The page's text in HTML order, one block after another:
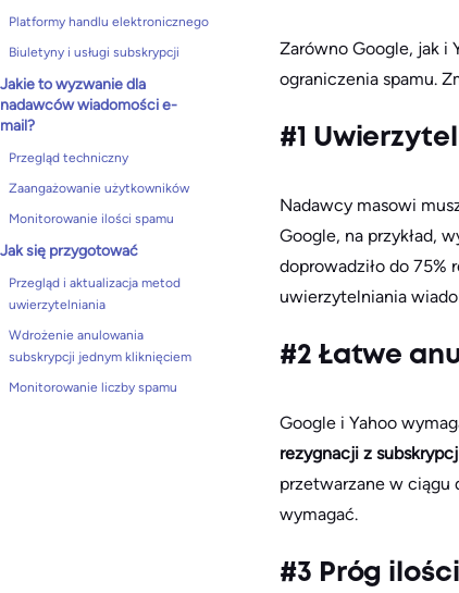
Platformy handlu elektronicznego
Biuletyny i usługi subskrypcji
Jakie to wyzwanie dla
nadawców wiadomości e-
mail?
Przegląd techniczny
Zaangażowanie użytkowników
Monitorowanie ilości spamu
Jak się przygotować
Przegląd i aktualizacja metod
uwierzytelniania
Wdrożenie anulowania
subskrypcji jednym kliknięciem
Monitorowanie liczby spamu
Zarówno Google, jak i
ograniczenia spamu.
#1
Nadawcy masowi
Google, na przykład,
doprowadziło do
uwierzytelniania
#2 Łatwe
Google i Yahoo
rezygnacji z
przetwarzane w ciągu
wymagać.
#3 Próg